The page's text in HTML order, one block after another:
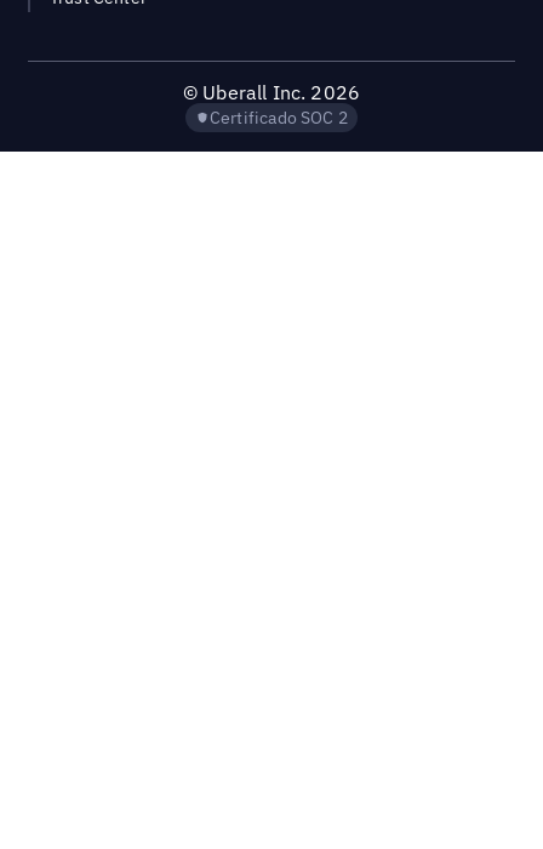
© Uberall Inc. 2026
Certificado SOC 2